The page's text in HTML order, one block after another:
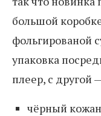
большой
фольгированой
упаковка
плеер, с другой
чёрный